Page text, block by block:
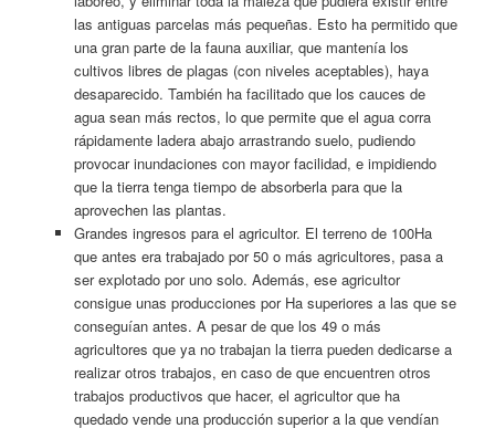
las antiguas parcelas más pequeñas. Esto ha permitido que
una gran parte de la fauna auxiliar, que mantenía los
cultivos libres de plagas (con niveles aceptables), haya
desaparecido. También ha facilitado que los cauces de
agua sean más rectos, lo que permite que el agua corra
rápidamente ladera abajo arrastrando suelo, pudiendo
provocar inundaciones con mayor facilidad, e impidiendo
que la tierra tenga tiempo de absorberla para que la
aprovechen las plantas.
Grandes ingresos para el agricultor. El terreno de 100Ha
que antes era trabajado por 50 o más agricultores, pasa a
ser explotado por uno solo. Además, ese agricultor
consigue unas producciones por Ha superiores a las que se
conseguían antes. A pesar de que los 49 o más
agricultores que ya no trabajan la tierra pueden dedicarse a
realizar otros trabajos, en caso de que encuentren otros
trabajos productivos que hacer, el agricultor que ha
quedado vende una producción superior a la que vendían